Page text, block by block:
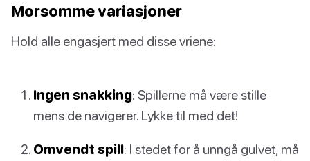
Morsomme variasjoner
Hold alle engasjert med disse vriene:
Ingen snakking: Spillerne må være stille
mens de navigerer. Lykke til med det!
Omvendt spill: I stedet for å unngå gulvet, må